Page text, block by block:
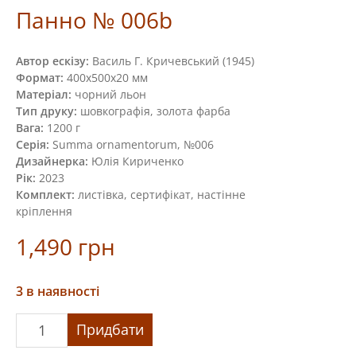
Панно № 006b
Автор ескізу: Василь Г. Кричевський (1945)
Формат: 400х500х20 мм
Матеріал: чорний льон
Тип друку: шовкографія, золота фарба
Вага: 1200 г
Серія: Summa ornamentorum, №006
Дизайнерка: Юлія Кириченко
Рік: 2023
Комплект: листівка, сертифікат, настінне
кріплення
1,490 грн
3 в наявності
Придбати